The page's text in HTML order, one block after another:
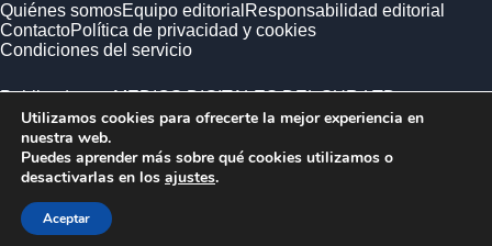
Quiénes somosEquipo editorial Responsabilidad editorial
ContactoPolítica de privacidad y cookies
Condiciones del servicio
Publicado por MEDIOS DIGITALES DEL SUR LTD ·
Empresa registrada en Inglaterra y Gales.
Utilizamos cookies para ofrecerte la mejor experiencia en
nuestra web.
Puedes aprender más sobre qué cookies utilizamos o
desactivarlas en los ajustes.
Aceptar